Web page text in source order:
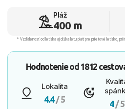
Pláž
400 m
* Vzdialenosť od letiska aj dľžka letu platí pre príletové letisko,
Hodnotenie od 1812
Lokalita
4.4/ 5 4/ 5